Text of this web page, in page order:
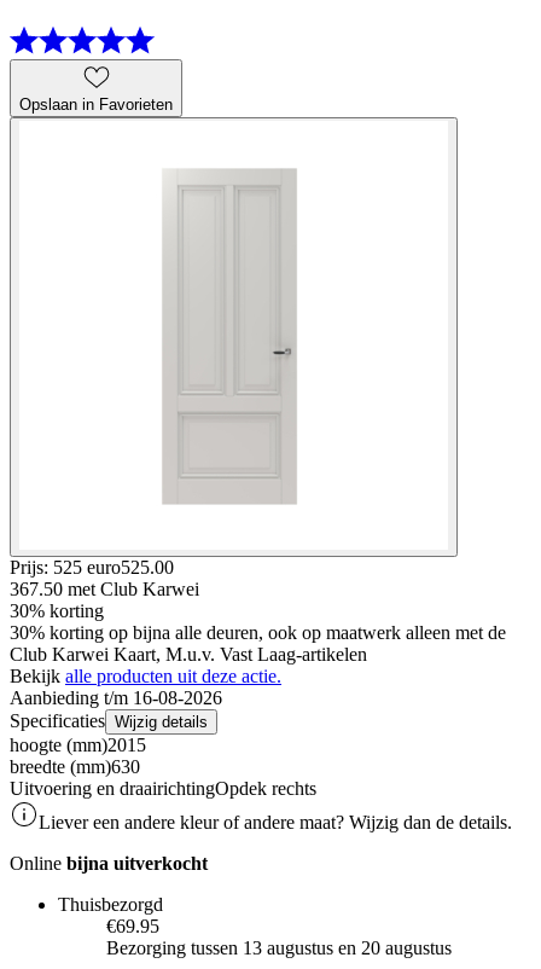
Opslaan in Favorieten
Prijs: 525 euro525.00
367.50 met Club Karwei
30% korting
30% korting op bijna alle deuren, ook op maatwerk alleen met de
Club Karwei Kaart, M.u.v. Vast Laag-artikelen
Bekijk alle producten uit deze actie.
Aanbieding t/m 16-08-2026
Specificaties Wijzig details
hoogte (mm)2015
breedte (mm)630
Uitvoering en draairichtingOpdek rechts
Liever een andere kleur of andere maat? Wijzig dan de details.
Online bijna uitverkocht
Thuisbezorgd
€69.95
Bezorging tussen 13 augustus en 20 augustus